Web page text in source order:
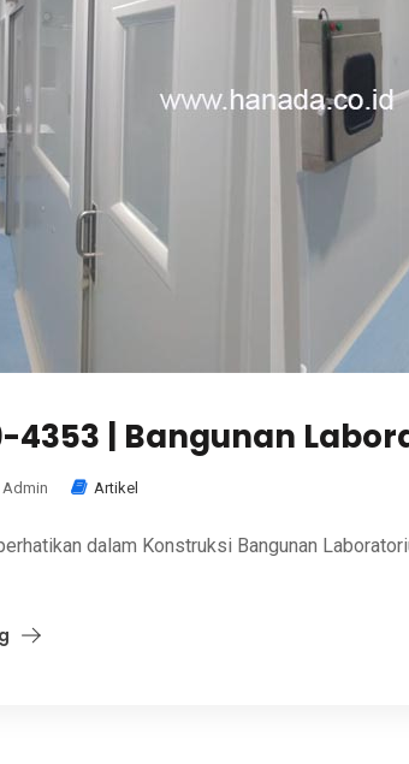
4353 | Bangunan
Admin Artikel
dalam Konstruksi Bangunan